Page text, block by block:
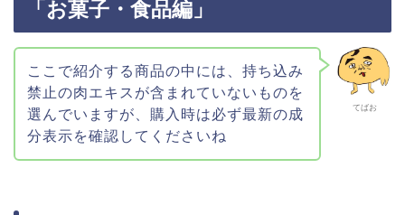
「お菓子・食品編」
てばお
ここで紹介する商品の中には、持ち込み
禁止の肉エキスが含まれていないものを
選んでいますが、購入時は必ず最新の成
分表示を確認してくださいね